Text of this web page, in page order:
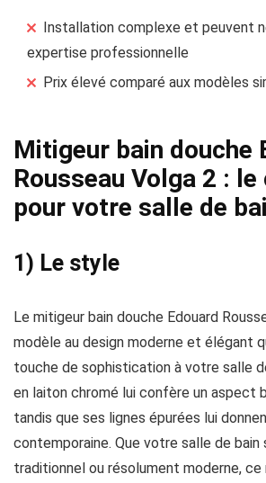
Installation complexe et peuvent
expertise professionnelle
Prix élevé comparé aux modèles
Mitigeur bain douche
Rousseau Volga 2 :
pour votre salle de
1) Le style
Le mitigeur bain douche Edouard
modèle au design moderne et élégant
touche de sophistication à votre salle
en laiton chromé lui confère un aspect
tandis que ses lignes épurées lui
contemporaine. Que votre salle de
traditionnel ou résolument moderne, ce